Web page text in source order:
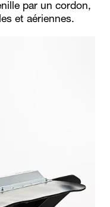
par un cordon,
et aériennes.